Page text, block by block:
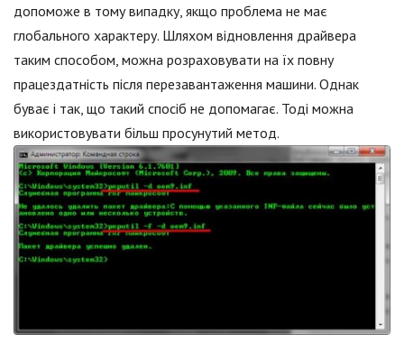
допоможе в тому випадку, якщо проблема не має
глобального характеру. Шляхом відновлення драйвера
таким способом, можна розраховувати на їх повну
працездатність після перезавантаження машини. Однак
буває і так, що такий спосіб не допомагає. Тоді можна
використовувати більш просунутий метод.